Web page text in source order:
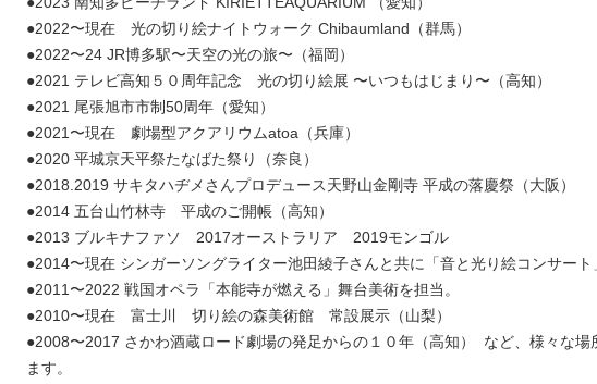
●2022〜現在 光の切り絵ナイトウォーク Chibaumland（群馬）
●2022〜24 JR博多駅〜天空の光の旅〜（福岡）
●2021 テレビ高知５０周年記念 光の切り絵展 〜いつもはじまり〜（高知）
●2021 尾張旭市市制50周年（愛知）
●2021〜現在 劇場型アクアリウムatoa（兵庫）
●2020 平城京天平祭たなばた祭り（奈良）
●2018.2019 サキタハヂメさんプロデュース天野山金剛寺 平成の落慶祭（大阪）
●2014 五台山竹林寺 平成のご開帳（高知）
●2013 ブルキナファソ 2017オーストラリア 2019モンゴル
●2014〜現在 シンガーソングライター池田綾子さんと共に「音と光り絵コンサート
●2011〜2022 戦国オペラ「本能寺が燃える」舞台美術を担当。
●2010〜現在 富士川 切り絵の森美術館 常設展示（山梨）
●2008〜2017 さかわ酒蔵ロード劇場の発足からの１０年（高知） など、様々な場
ます。